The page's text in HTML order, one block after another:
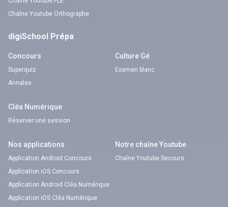
Chaîne Youtube Orthographe
digiSchool Prépa
Concours
Superquiz
Annales
Culture Gé
Examen blanc
Cléa Numérique
Réserver une session
Nos applications
Application Android Concours
Application iOS Concours
Application Android Cléa Numérique
Application iOS Cléa Numérique
Notre chaîne Youtube
Chaîne Youtube Secours